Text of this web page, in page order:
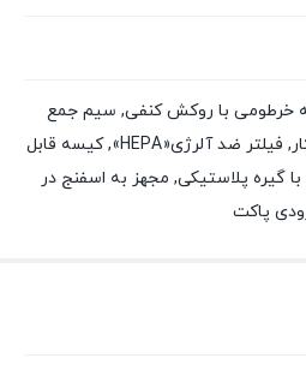
خرطومی با روکش کنفی, سیم جمع
کن خودکار, فیلتر ضد آلرژی«HEPA», کیسه قابل
گیره پلاستیکی, مجهز به اسفنج در
پاکت